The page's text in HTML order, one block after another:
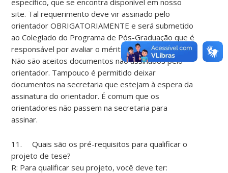
site. Tal requerimento deve vir assinado pelo
orientador OBRIGATORIAMENTE e será submetido
ao Colegiado do Programa de Pós-Graduação que é
responsável por avaliar o mérito da prorrogação.
Não são aceitos documentos não assinados pelo
orientador. Tampouco é permitido deixar
documentos na secretaria que estejam à espera da
assinatura do orientador. É comum que os
orientadores não passem na secretaria para
assinar.
11. Quais são os pré-requisitos para qualificar o
projeto de tese?
R: Para qualificar seu projeto, você deve ter: